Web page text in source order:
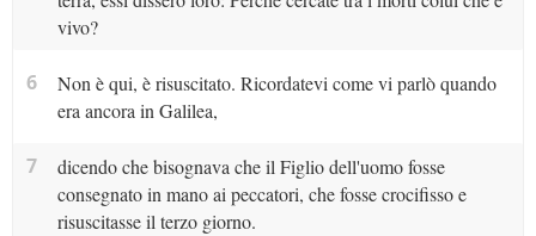
vivo?
6
Non è qui, è risuscitato. Ricordatevi come vi parlò quando
era ancora in Galilea,
7
dicendo che bisognava che il Figlio dell'uomo fosse
consegnato in mano ai peccatori, che fosse crocifisso e
risuscitasse il terzo giorno.